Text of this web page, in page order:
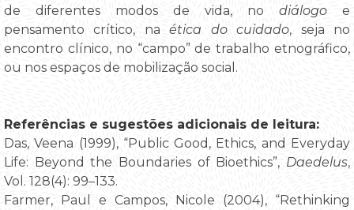
de diferentes modos de vida, no diálogo e
pensamento crítico, naética do cuidado, seja no
encontro clínico, no “campo” de trabalho etnográfico,
ou nos espaços de mobilização social.
Referências e sugestões adicionais de leitura:
Das, Veena (1999), “Public Good, Ethics, and Everyday
Life: Beyond the Boundaries of Bioethics”, Daedelus,
Vol. 128(4): 99–133.
Farmer, Paul e Campos, Nicole (2004), “Rethinking